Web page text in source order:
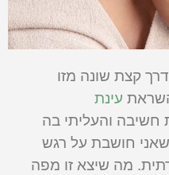
קצת שונה מזו
עינת
והעליתי בה
חושבת על רגש
מה שיצא זו מפה